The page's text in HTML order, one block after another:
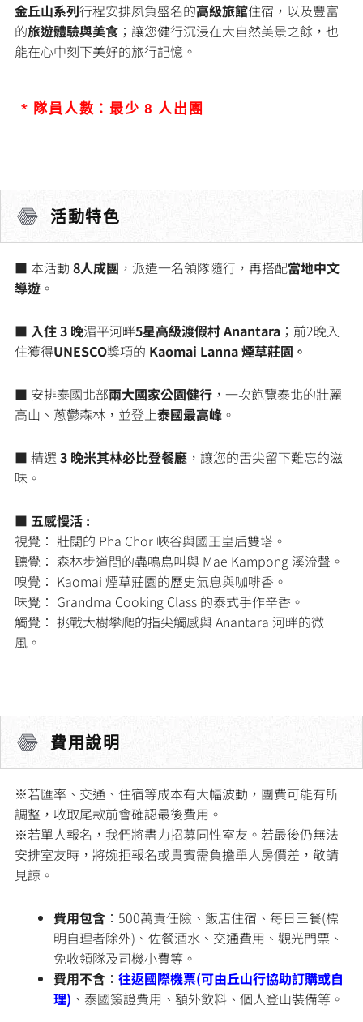
金丘山系列行程安排夙負盛名的高級旅館住宿，以及豐富
的旅遊體驗與美食 ；讓您健行沉浸在大自然美景之餘，也
能在心中刻下美好的旅行記憶。
* 隊員人數：最少 8 人出團
活動特色
■ 本活動 8人成團 ，派遣一名領隊隨行，再搭配當地中文
導遊 。
■ 入住 3 晚湄平河畔5星高級渡假村 Anantara ；前2晚入
住獲得UNESCO獎項的 Kaomai Lanna 煙草莊園。
■ 安排泰國北部兩大國家公園健行 ，一次飽覽泰北的壯麗
高山、蔥鬱森林，並登上泰國最高峰 。
■ 精選 3 晚米其林必比登餐廳 ，讓您的舌尖留下難忘的滋
味。
■ 五感慢活 :
視覺： 壯闊的 Pha Chor 峽谷與國王皇后雙塔。
聽覺： 森林步道間的蟲鳴鳥叫與 Mae Kampong 溪流聲。
嗅覺： Kaomai 煙草莊園的歷史氣息與咖啡香。
味覺： Grandma Cooking Class 的泰式手作辛香。
觸覺： 挑戰大樹攀爬的指尖觸感與 Anantara 河畔的微
風。
費用說明
※若匯率、交通、住宿等成本有大幅波動，團費可能有所
調整，收取尾款前會確認最後費用。
※若單人報名，我們將盡力招募同性室友。若最後仍無法
安排室友時，將婉拒報名或貴賓需負擔單人房價差，敬請
見諒。
費用包含 ：500萬責任險、飯店住宿、每日三餐(標
明自理者除外)、佐餐酒水、交通費用、觀光門票、
免收領隊及司機小費等。
費用不含 ： 往返國際機票(可由丘山行協助訂購或自
理) 、泰國簽證費用、額外飲料、個人登山裝備等。